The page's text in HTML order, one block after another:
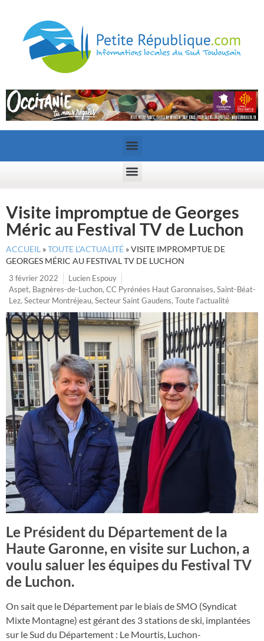
Visite impromptue de Georges
Méric au Festival TV de Luchon
ACCUEIL »TOUTE L’ACTUALITÉ »VISITE IMPROMPTUE DE
GEORGES MÉRIC AU FESTIVAL TV DE LUCHON
3 février 2022
Lucien Espouy
Aspet, Bagnères-de-Luchon, CC Pyrénées Haut Garonnaises, Saint-Béat-
Lez, Secteur Montréjeau, Secteur Saint Gaudens, Toute l'actualité
Le Président du Département de la
Haute Garonne, en visite sur Luchon, a
voulu saluer les équipes du Festival TV
de Luchon.
On sait que le Département par le biais de SMO (Syndicat
Mixte Montagne) est gérant des 3 stations de ski, implantées
sur le Sud du Département : Le Mourtis, Luchon-